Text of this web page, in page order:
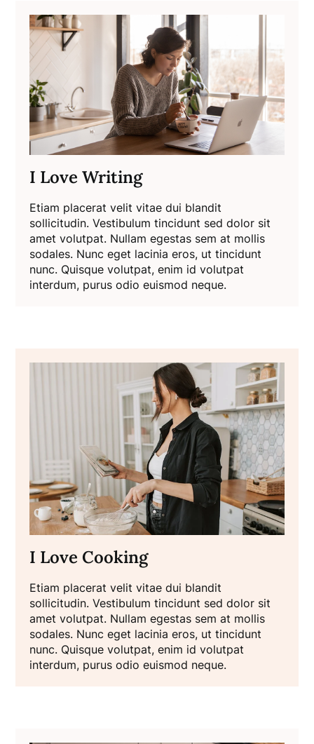
I Love Writing
Etiam placerat velit vitae dui blandit
sollicitudin. Vestibulum tincidunt sed dolor sit
amet volutpat. Nullam egestas sem at mollis
sodales. Nunc eget lacinia eros, ut tincidunt
nunc. Quisque volutpat, enim id volutpat
interdum, purus odio euismod neque.
I Love Cooking
Etiam placerat velit vitae dui blandit
sollicitudin. Vestibulum tincidunt sed dolor sit
amet volutpat. Nullam egestas sem at mollis
sodales. Nunc eget lacinia eros, ut tincidunt
nunc. Quisque volutpat, enim id volutpat
interdum, purus odio euismod neque.